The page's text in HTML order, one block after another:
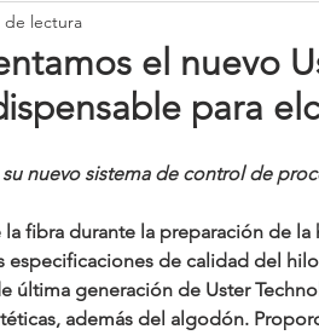
(NonWoven)
USTER VALVAN
el nuevo
para
de lectura
nuevo sistema de control de
fibra durante la preparación de
de calidad del
última generación de Uster
además del algodón.